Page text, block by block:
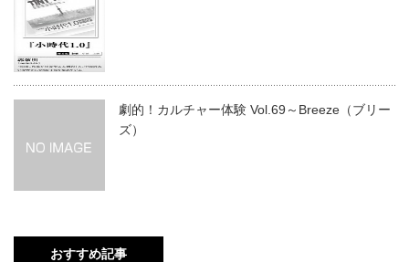
劇的！カルチャー体験 Vol.69～Breeze（ブリー
ズ）
おすすめ記事